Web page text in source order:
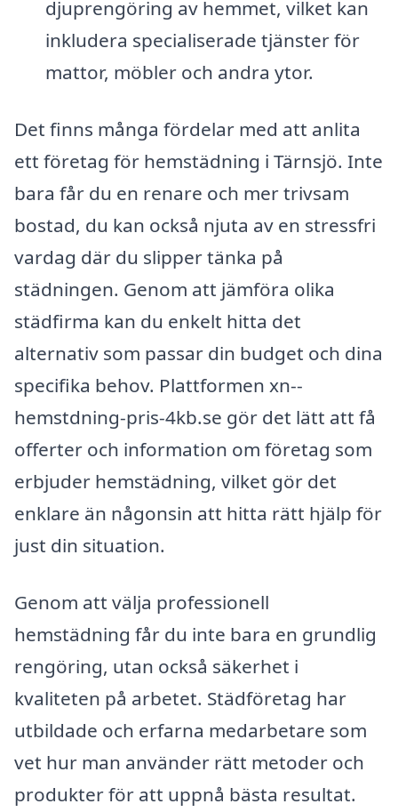
djuprengöring av hemmet, vilket kan
inkludera specialiserade tjänster för
mattor, möbler och andra ytor.
Det finns många fördelar med att anlita
ett företag för hemstädning i Tärnsjö. Inte
bara får du en renare och mer trivsam
bostad, du kan också njuta av en stressfri
vardag där du slipper tänka på
städningen. Genom att jämföra olika
städfirma kan du enkelt hitta det
alternativ som passar din budget och dina
specifika behov. Plattformen xn--
hemstdning-pris-4kb.se gör det lätt att få
offerter och information om företag som
erbjuder hemstädning, vilket gör det
enklare än någonsin att hitta rätt hjälp för
just din situation.
Genom att välja professionell
hemstädning får du inte bara en grundlig
rengöring, utan också säkerhet i
kvaliteten på arbetet. Städföretag har
utbildade och erfarna medarbetare som
vet hur man använder rätt metoder och
produkter för att uppnå bästa resultat.